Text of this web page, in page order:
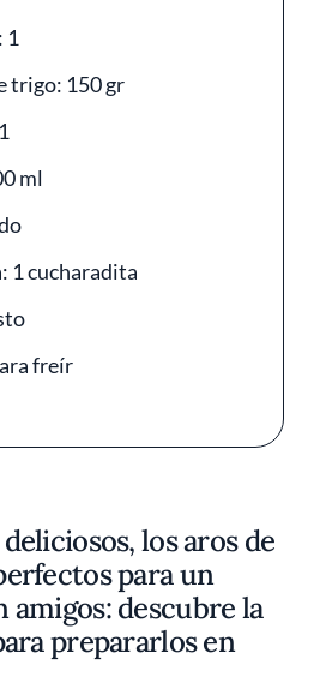
1
trigo: 150 gr
ml
1 cucharadita
freír
los aros de
para un
amigos: descubre la
prepararlos en